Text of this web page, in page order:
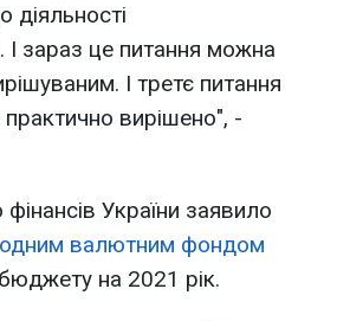
І зараз це питання можна
І третє питання
вирішено", -
України заявило
валютним фондом
на 2021 рік.